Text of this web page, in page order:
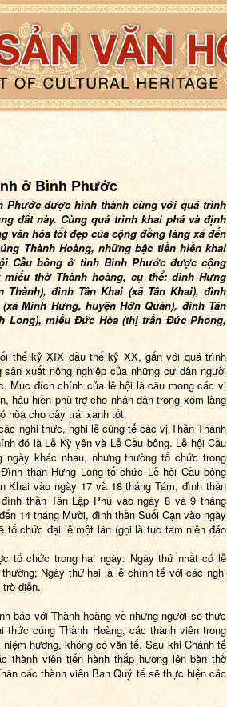
ở Bình Phước
Phước được hình thành cùng với quá trình
đất này. Cùng quá trình khai phá và định
văn hóa tốt đẹp của cộng đồng làng xã đến
Thành Hoàng, những bậc tiền hiền khai
Cầu bông ở tỉnh Bình Phước được cộng
thờ Thành hoàng, cụ thể: đình Hưng
đình Tân Khai (xã Tân Khai), đình
Minh Hưng, huyện Hớn Quản), đình Tân
Long), miếu Đức Hòa (thị trấn Đức Phong,
thế kỷ XIX đầu thế kỷ XX, gắn với quá trình
xuất nông nghiệp của những cư dân người
Mục đích chính của lễ hội là cầu mong các vị
hậu hiền phù trợ cho nhân dân trong xóm làng
hòa cho cây trái xanh tốt.
nghi thức, nghi lễ cúng tế các vị Thần Thành
đó là Lễ Kỳ yên và Lễ Cầu bông. Lễ hội Cầu
khác nhau, nhưng thường tổ chức trong
thần Hưng Long tổ chức Lễ hội Cầu bông
Khai vào ngày 17 và 18 tháng Tám, đình thần
thần Tân Lập Phú vào ngày 8 và 9 tháng
14 tháng Mười, đình thần Suối Cạn vào ngày
tổ chức đại lễ một lần (gọi là tục tam niên đáo
tổ chức trong hai ngày: Ngày thứ nhất có lễ
Ngày thứ hai là lễ chính tế với các nghi
diễn.
báo với Thành hoàng về những người sẽ thực
cúng Thành Hoàng, các thành viên trong
hương, không có văn tế. Sau khi Chánh tế
thành viên tiến hành thắp hương lên bàn thờ
các thành viên Ban Quý tế sẽ thực hiện các